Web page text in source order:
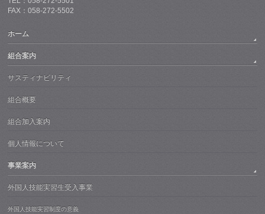
FAX：058-272-5502
ホーム
組合案内
サスティナビリティ
組合概要
組合加入案内
個人情報について
事業案内
外国人技能実習生受入事業
外国人技能実習制度の意義